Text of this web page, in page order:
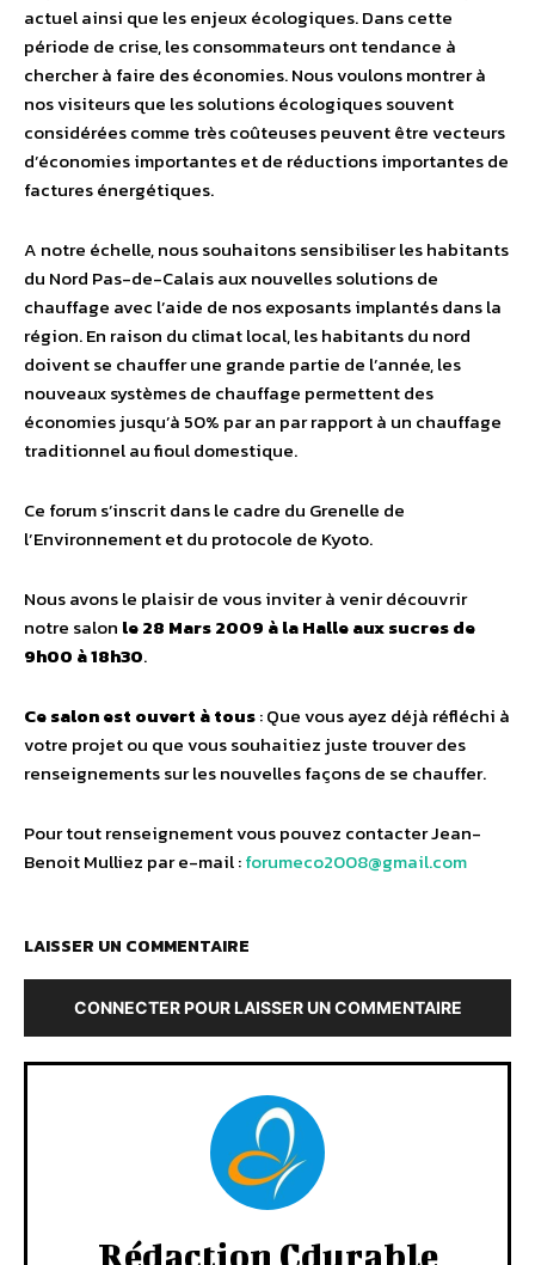
actuel ainsi que les enjeux écologiques. Dans cette
période de crise, les consommateurs ont tendance à
chercher à faire des économies. Nous voulons montrer à
nos visiteurs que les solutions écologiques souvent
considérées comme très coûteuses peuvent être vecteurs
d’économies importantes et de réductions importantes de
factures énergétiques.
A notre échelle, nous souhaitons sensibiliser les habitants
du Nord Pas-de-Calais aux nouvelles solutions de
chauffage avec l’aide de nos exposants implantés dans la
région. En raison du climat local, les habitants du nord
doivent se chauffer une grande partie de l’année, les
nouveaux systèmes de chauffage permettent des
économies jusqu’à 50% par an par rapport à un chauffage
traditionnel au fioul domestique.
Ce forum s’inscrit dans le cadre du Grenelle de
l’Environnement et du protocole de Kyoto.
Nous avons le plaisir de vous inviter à venir découvrir
notre salon le 28 Mars 2009 à la Halle aux sucres de
9h00 à 18h30.
Ce salon est ouvert à tous: Que vous ayez déjà réfléchi à
votre projet ou que vous souhaitiez juste trouver des
renseignements sur les nouvelles façons de se chauffer.
Pour tout renseignement vous pouvez contacter Jean-
Benoit Mulliez par e-mail :forumeco2008@gmail.com
LAISSER UN COMMENTAIRE
CONNECTER POUR LAISSER UN COMMENTAIRE
Rédaction Cdurable